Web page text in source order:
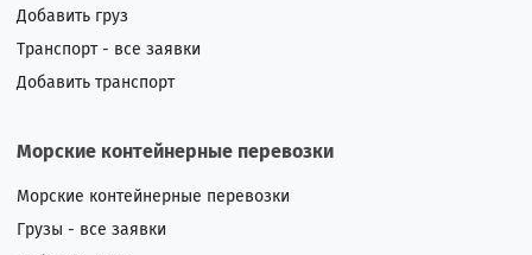
Добавить груз
Транспорт - все заявки
Добавить транспорт
Морские контейнерные перевозки
Морские контейнерные перевозки
Грузы - все заявки